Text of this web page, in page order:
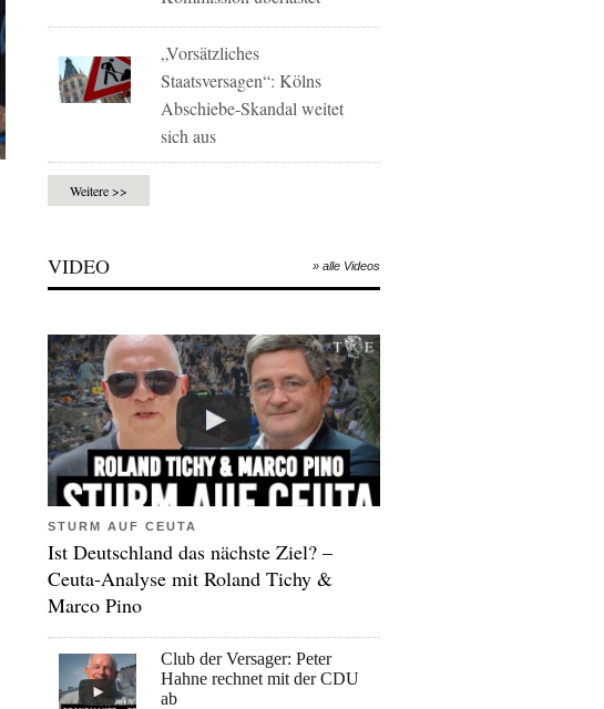
„Vorsätzliches
Staatsversagen“: Kölns
Abschiebe-Skandal weitet
sich aus
Weitere >>
VIDEO » alle Videos
STURM AUF CEUTA
Ist Deutschland das nächste Ziel? –
Ceuta-Analyse mit Roland Tichy &
Marco Pino
Club der Versager: Peter
Hahne rechnet mit der CDU
ab